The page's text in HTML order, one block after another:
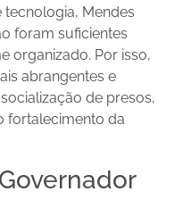
Mendes
foram suficientes
organizado. Por isso,
abrangentes e
de presos,
fortalecimento da